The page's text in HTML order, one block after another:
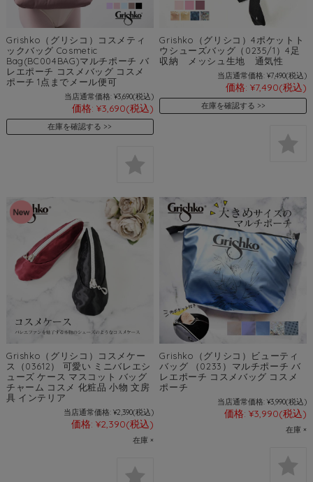
Grishko（グリシコ）コスメティ
ックバッグ Cosmetic
Bag(BC004BAG)マルチポーチ バ
レエポーチ コスメバッグ コスメ
ポーチ 1点までメール便可
当店通常価格: ¥3,690(税込)
価格: ¥3,690(税込)
在庫を確認する
Grishko（グリシコ）4ポケットト
ウシューズバッグ（0235/1）4足
収納 メッシュ生地 通気性
当店通常価格: ¥7,490(税込)
価格: ¥7,490(税込)
在庫を確認する
Grishko（グリシコ）コスメケー
ス（03612） 可愛い ミニバレエシ
ューズ ケース マスコット バッグ
チャーム コスメ 化粧品 小物 文房
具 インテリア
当店通常価格: ¥2,390(税込)
価格: ¥2,390(税込)
在庫 ×
Grishko（グリシコ）ビューティ
バッグ （0233）マルチポーチ バ
レエポーチ コスメバッグ コスメ
ポーチ
当店通常価格: ¥3,990(税込)
価格: ¥3,990(税込)
在庫 ×